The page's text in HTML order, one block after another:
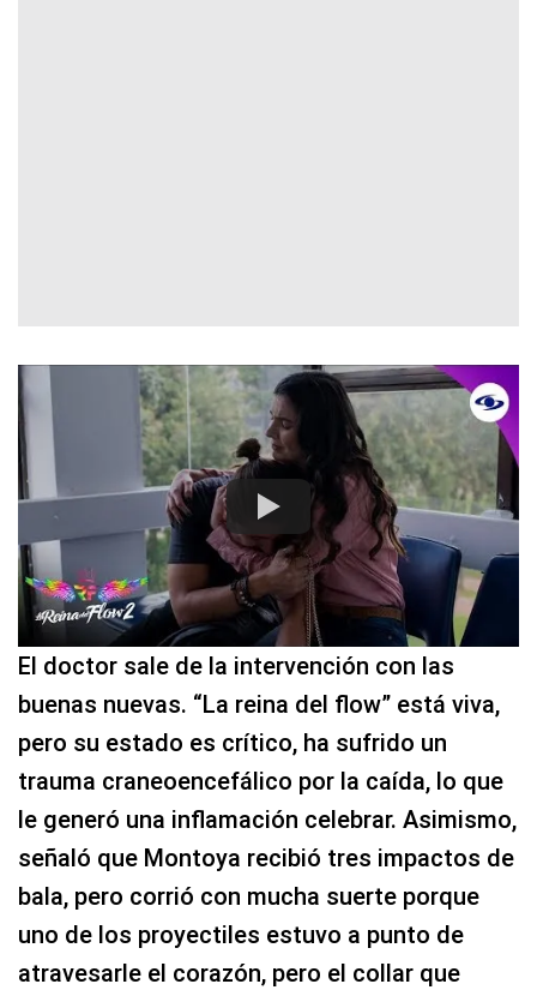
El doctor sale de la intervención con las
buenas nuevas. “La reina del flow” está viva,
pero su estado es crítico, ha sufrido un
trauma craneoencefálico por la caída, lo que
le generó una inflamación celebrar. Asimismo,
señaló que Montoya recibió tres impactos de
bala, pero corrió con mucha suerte porque
uno de los proyectiles estuvo a punto de
atravesarle el corazón, pero el collar que